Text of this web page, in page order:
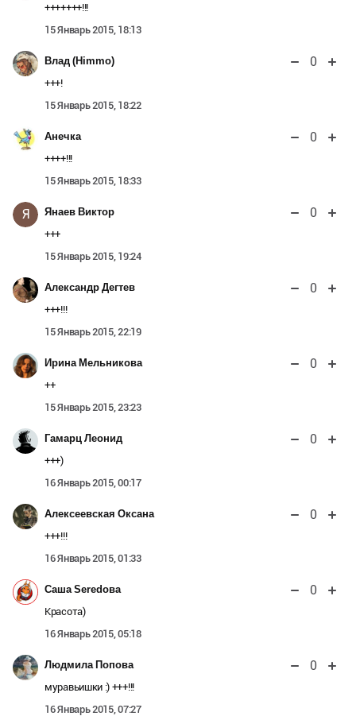
+++++++!!!
15 Январь 2015, 18:13
Влад (Himmo) 0
+++!
15 Январь 2015, 18:22
Анечка 0
++++!!!
15 Январь 2015, 18:33
Я Янаев Виктор 0
+++
15 Январь 2015, 19:24
Александр Дегтев 0
+++!!!
15 Январь 2015, 22:19
Ирина Мельникова 0
++
15 Январь 2015, 23:23
Гамарц Леонид 0
+++)
16 Январь 2015, 00:17
Алексеевская Оксана 0
+++!!!
16 Январь 2015, 01:33
Саша Seredова 0
Красота)
16 Январь 2015, 05:18
Людмила Попова 0
муравьишки :) +++!!!
16 Январь 2015, 07:27